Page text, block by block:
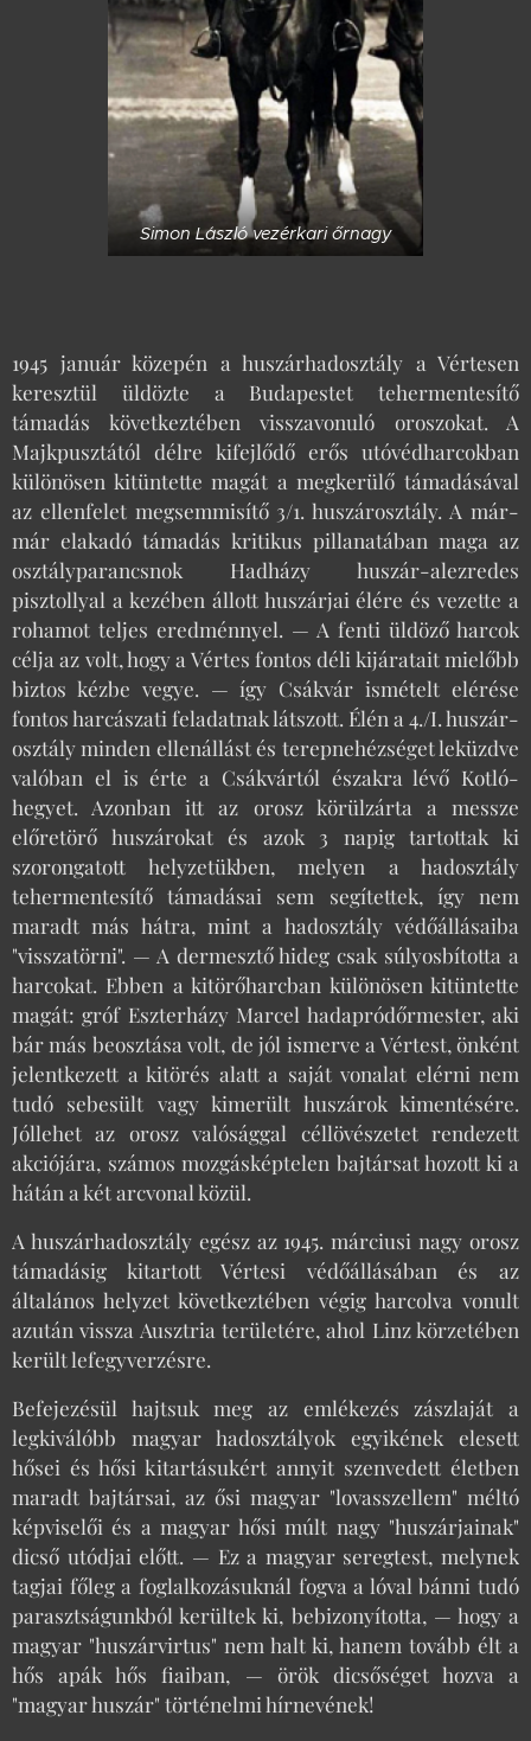
Simon László vezérkari őrnagy
1945 január közepén a huszárhadosztály a Vértesen
keresztül üldözte a Budapestet tehermentesítő
támadás következtében visszavonuló oroszokat. A
Majkpusztától délre kifejlődő erős utóvédharcokban
különösen kitüntette magát a megkerülő támadásával
az ellenfelet megsemmisítő 3/1. huszárosztály. A már-
már elakadó támadás kritikus pillanatában maga az
osztályparancsnok Hadházy huszár-alezredes
pisztollyal a kezében állott huszárjai élére és vezette a
rohamot teljes eredménnyel. — A fenti üldöző harcok
célja az volt, hogy a Vértes fontos déli kijáratait mielőbb
biztos kézbe vegye. — így Csákvár ismételt elérése
fontos harcászati feladatnak látszott. Élén a 4./I. huszár-
osztály minden ellenállást és terepnehézséget leküzdve
valóban el is érte a Csákvártól északra lévő Kotló-
hegyet. Azonban itt az orosz körülzárta a messze
előretörő huszárokat és azok 3 napig tartottak ki
szorongatott helyzetükben, melyen a hadosztály
tehermentesítő támadásai sem segítettek, így nem
maradt más hátra, mint a hadosztály védőállásaiba
"visszatörni". — A dermesztő hideg csak súlyosbította a
harcokat. Ebben a kitörőharcban különösen kitüntette
magát: gróf Eszterházy Marcel hadapródőrmester, aki
bár más beosztása volt, de jól ismerve a Vértest, önként
jelentkezett a kitörés alatt a saját vonalat elérni nem
tudó sebesült vagy kimerült huszárok kimentésére.
Jóllehet az orosz valósággal céllövészetet rendezett
akciójára, számos mozgásképtelen bajtársat hozott ki a
hátán a két arcvonal közül.
A huszárhadosztály egész az 1945. márciusi nagy orosz
támadásig kitartott Vértesi védőállásában és az
általános helyzet következtében végig harcolva vonult
azután vissza Ausztria területére, ahol Linz körzetében
került lefegyverzésre.
Befejezésül hajtsuk meg az emlékezés zászlaját a
legkiválóbb magyar hadosztályok egyikének elesett
hősei és hősi kitartásukért annyit szenvedett életben
maradt bajtársai, az ősi magyar "lovasszellem" méltó
képviselői és a magyar hősi múlt nagy "huszárjainak"
dicső utódjai előtt. — Ez a magyar seregtest, melynek
tagjai főleg a foglalkozásuknál fogva a lóval bánni tudó
parasztságunkból kerültek ki, bebizonyította, — hogy a
magyar "huszárvirtus" nem halt ki, hanem tovább élt a
hős apák hős fiaiban, — örök dicsőséget hozva a
"magyar huszár" történelmi hírnevének!